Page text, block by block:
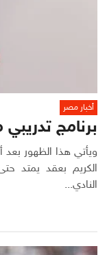
أخبار مصر
برنامج
ويأتي هذا الظهور بعد
النادي...